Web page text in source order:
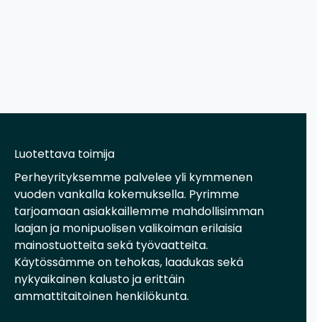
Luotettava toimija
Perheyrityksemme palvelee yli kymmenen
vuoden vankalla kokemuksella. Pyrimme
tarjoamaan asiakkaillemme mahdollisimman
laajan ja monipuolisen valikoiman erilaisia
mainostuotteita sekä työvaatteita.
Käytössämme on tehokas, laadukas sekä
nykyaikainen kalusto ja erittäin
ammattitaitoinen henkilökunta.